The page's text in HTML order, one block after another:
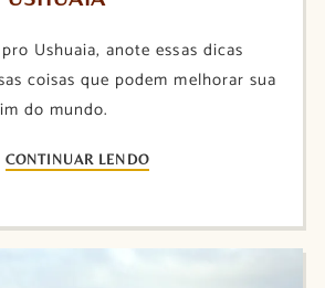
Ushuaia, anote essas dicas
coisas que podem melhorar sua
do mundo.
CONTINUAR LENDO